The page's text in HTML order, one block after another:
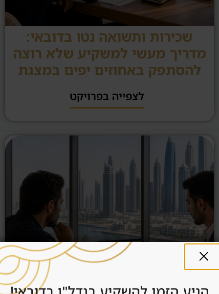
שכירות ותשואה נטו בדובאי:
מדריך מעשי למשקיע שלא רוצה
להסתפק באחוזים יפים במצגת
לצפייה בפרויקט